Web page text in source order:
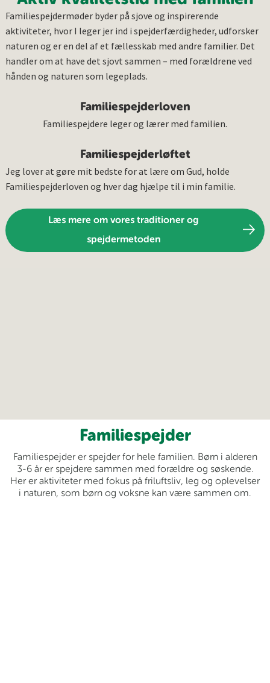
Familiespejdermøder byder på sjove og inspirerende
aktiviteter, hvor I leger jer ind i spejderfærdigheder, udforsker
naturen og er en del af et fællesskab med andre familier. Det
handler om at have det sjovt sammen – med forældrene ved
hånden og naturen som legeplads.
Familiespejderloven
Familiespejdere leger og lærer med familien.
Familiespejderløftet
Jeg lover at gøre mit bedste for at lære om Gud, holde
Familiespejderloven og hver dag hjælpe til i min familie.
Læs mere om vores traditioner og
spejdermetoden
Familiespejder
Familiespejder er spejder for hele familien. Børn i alderen
3-6 år er spejdere sammen med forældre og søskende.
Her er aktiviteter med fokus på friluftsliv, leg og oplevelser
i naturen, som børn og voksne kan være sammen om.